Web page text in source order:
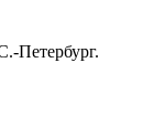
Петербург.